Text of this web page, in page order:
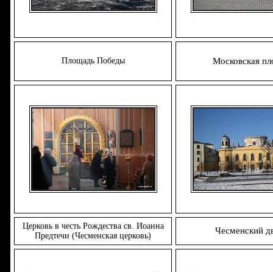
Площадь Победы Московская
Церковь в честь Рождества св. Иоанна
Предтечи (Чесменская церковь)
Чесменский